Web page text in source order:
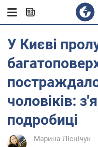
У Києві
чоловіків:
подробиці
Марина Ліснічук